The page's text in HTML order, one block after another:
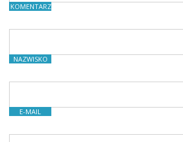
KOMENTARZE
NAZWISKO
E-MAIL